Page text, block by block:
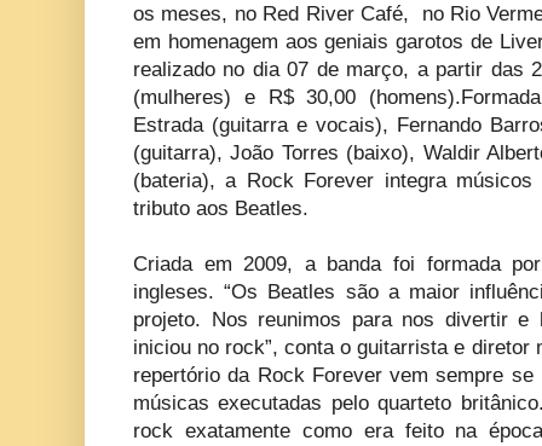
os meses, no Red River Café, no Rio
em homenagem aos geniais garotos de
realizado no dia 07 de março, a partir das
(mulheres) e R$ 30,00
Estrada (guitarra e vocais), Fernando
(guitarra), João Torres (baixo), Waldir
(bateria), a Rock Forever integra
tributo aos Beatles.
Criada em 2009, a banda foi formada
ingleses. “Os Beatles são a maior
projeto. Nos reunimos para nos divertir e
iniciou no rock”, conta o guitarrista e diretor
repertório da Rock Forever vem sempre
músicas executadas pelo quarteto
rock exatamente como era feito na